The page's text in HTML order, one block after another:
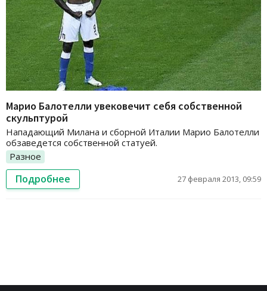
Марио Балотелли увековечит себя собственной
скульптурой
Нападающий Милана и сборной Италии Марио Балотелли
обзаведется собственной статуей.
Разное
Подробнее 27 февраля 2013, 09:59